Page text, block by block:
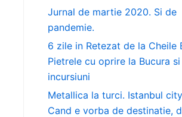
Jurnal de martie 2020. Si de
pandemie.
6 zile in Retezat de la Cheile
Pietrele cu oprire la Bucura
incursiuni
Metallica la turci. Istanbul
Cand e vorba de destinatie,